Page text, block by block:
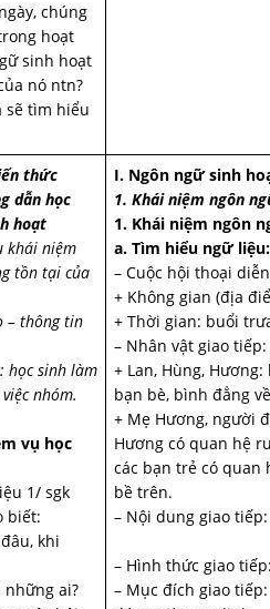
chúng
hoạt
sinh hoạt
nó ntn?
sẽ tìm hiểu
thức
dẫn học
hoạt
khái niệm
tồn tại của
– thông tin
học sinh làm
nhóm.
vụ học
1/ sgk
biết:
khi
những ai?
I. Ngôn ngữ sinh
1. Khái niệm ngôn
1. Khái niệm ngôn
a. Tìm hiểu ngữ liệu:
– Cuộc hội thoại
+ Không gian (địa
+ Thời gian: buổi
– Nhân vật giao tiếp:
+ Lan, Hùng,
bạn bè, bình đẳng
+ Mẹ Hương, người
Hương có quan hệ
các bạn trẻ có quan
bề trên.
– Nội dung giao
– Hình thức giao
– Mục đích giao